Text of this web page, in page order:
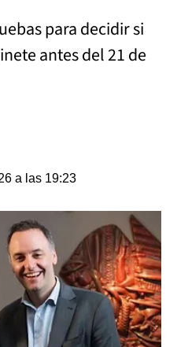
para decidir si
antes del 21 de
a las 19:23